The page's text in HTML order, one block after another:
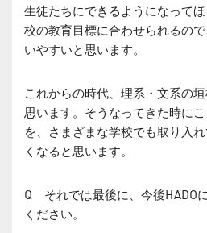
生徒たちにできるようになって
校の教育目標に合わせられるの
いやすいと思います。
これからの時代、理系・文系の
思います。そうなってきた時に
を、さまざまな学校でも取り入
くなると思います。
Q それでは最後に、今後HADO
ください。